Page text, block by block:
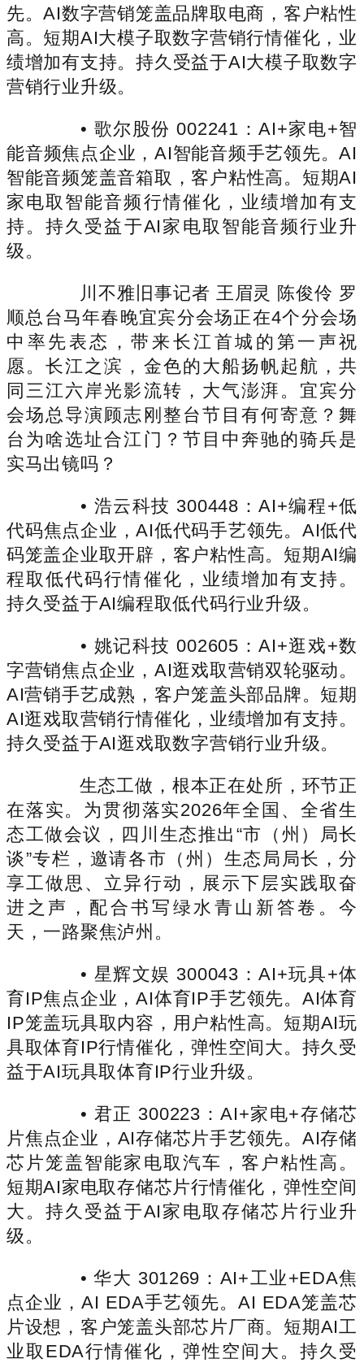
先。AI数字营销笼盖品牌取电商，客户粘性
高。短期AI大模子取数字营销行情催化，业
绩增加有支持。持久受益于AI大模子取数字
营销行业升级。
• 歌尔股份 002241：AI+家电+智
能音频焦点企业，AI智能音频手艺领先。AI
智能音频笼盖音箱取，客户粘性高。短期AI
家电取智能音频行情催化，业绩增加有支
持。持久受益于AI家电取智能音频行业升
级。
川不雅旧事记者 王眉灵 陈俊伶 罗
顺总台马年春晚宜宾分会场正在4个分会场
中率先表态，带来长江首城的第一声祝
愿。长江之滨，金色的大船扬帆起航，共
同三江六岸光影流转，大气澎湃。宜宾分
会场总导演顾志刚整台节目有何寄意？舞
台为啥选址合江门？节目中奔驰的骑兵是
实马出镜吗？
• 浩云科技 300448：AI+编程+低
代码焦点企业，AI低代码手艺领先。AI低代
码笼盖企业取开辟，客户粘性高。短期AI编
程取低代码行情催化，业绩增加有支持。
持久受益于AI编程取低代码行业升级。
• 姚记科技 002605：AI+逛戏+数
字营销焦点企业，AI逛戏取营销双轮驱动。
AI营销手艺成熟，客户笼盖头部品牌。短期
AI逛戏取营销行情催化，业绩增加有支持。
持久受益于AI逛戏取数字营销行业升级。
生态工做，根本正在处所，环节正
在落实。为贯彻落实2026年全国、全省生
态工做会议，四川生态推出“市（州）局长
谈”专栏，邀请各市（州）生态局局长，分
享工做思、立异行动，展示下层实践取奋
进之声，配合书写绿水青山新答卷。今
天，一路聚焦泸州。
• 星辉文娱 300043：AI+玩具+体
育IP焦点企业，AI体育IP手艺领先。AI体育
IP笼盖玩具取内容，用户粘性高。短期AI玩
具取体育IP行情催化，弹性空间大。持久受
益于AI玩具取体育IP行业升级。
• 君正 300223：AI+家电+存储芯
片焦点企业，AI存储芯片手艺领先。AI存储
芯片笼盖智能家电取汽车，客户粘性高。
短期AI家电取存储芯片行情催化，弹性空间
大。持久受益于AI家电取存储芯片行业升
级。
• 华大 301269：AI+工业+EDA焦
点企业，AI EDA手艺领先。AI EDA笼盖芯
片设想，客户笼盖头部芯片厂商。短期AI工
业取EDA行情催化，弹性空间大。持久受